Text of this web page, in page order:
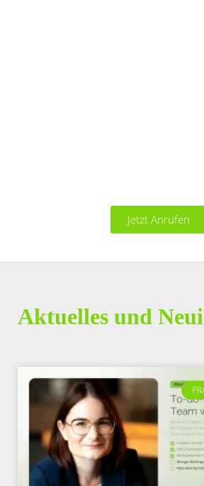
Jetzt Anrufen
Aktuelles und